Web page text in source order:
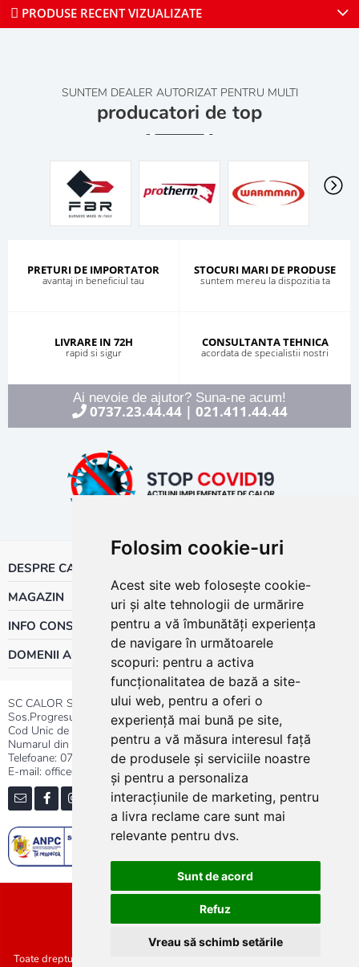
Folosim cookie-uri
Acest site web folosește cookie-
uri și alte tehnologii de urmărire
pentru a vă îmbunătăți experiența
de navigare în următoarele
scopuri: pentru a activa
funcționalitatea de bază a site-
ului web, pentru a oferi o
experiență mai bună pe site,
pentru a vă măsura interesul față
de produsele și serviciile noastre
și pentru a personaliza
interacțiunile de marketing, pentru
a livra reclame care sunt mai
relevante pentru dvs.
Sunt de acord
Refuz
Vreau să schimb setările
PRODUSE RECENT VIZUALIZATE
SUNTEM DEALER AUTORIZAT PENTRU MULTI
producatori de top
PRETURI DE IMPORTATOR
avantaj in beneficiul tau
STOCURI MARI DE PRODUSE
suntem mereu la dispozitia ta
LIVRARE IN 72H
rapid si sigur
CONSULTANTA TEHNICA
acordata de specialistii nostri
Ai nevoie de ajutor? Suna-ne acum!
0737.23.44.44| 021.411.44.44
DESPRE CALOR
MAGAZIN
INFO CONSUMATOR
DOMENII ACTIVITATE
SC CALOR SRL
Sos.Progresului nr.30-40, Sector 5, Bucuresti
Cod Unic de Inregistrare: RO 3004724
Numarul din Registrul Comertului:J40/13176/1991
Telefoane: 0737.23.44.44|021.411.44.44
E-mail: office@calor.ro
Toate drepturile rezervate SC Calor SRL :: Copyright 2021 :: Realizat de